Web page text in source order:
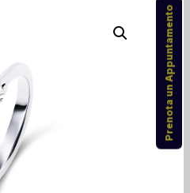
Prenota un Appuntamento